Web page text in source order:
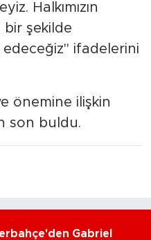
Halkımızın
şekilde
edeceğiz" ifadelerini
önemine ilişkin
son buldu.
Gabriel